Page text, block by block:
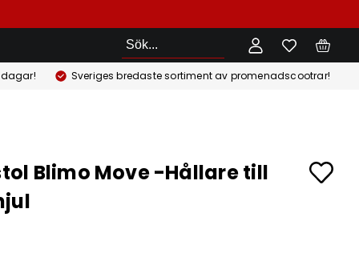
Sök
dagar! Sveriges bredaste sortiment av promenadscootrar!
Blimo Move -Hållare till